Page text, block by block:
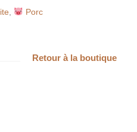
Porc
Retour à la boutique